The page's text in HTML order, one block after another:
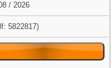
/ 2026
5822817)